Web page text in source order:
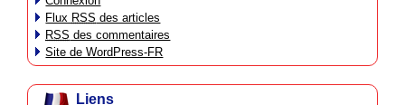
Flux RSS des articles
RSS des commentaires
Site de WordPress-FR
Liens